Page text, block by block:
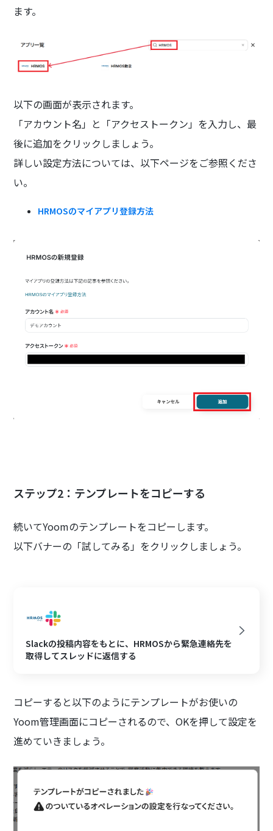
ます。
以下の画面が表示されます。
「アカウント名」と「アクセストークン」を入力し、最
後に追加をクリックしましょう。
詳しい設定方法については、以下ページをご参照くださ
い。
HRMOSのマイアプリ登録方法
ステップ2：テンプレートをコピーする
続いてYoomのテンプレートをコピーします。
以下バナーの「試してみる」をクリックしましょう。
Slackの投稿内容をもとに、HRMOSから緊急連絡先を
取得してスレッドに返信する
コピーすると以下のようにテンプレートがお使いの
Yoom管理画面にコピーされるので、OKを押して設定を
進めていきましょう。